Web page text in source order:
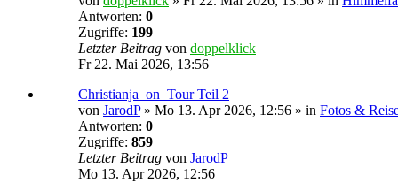
Antworten: 0
Zugriffe: 199
Letzter Beitrag von doppelklick
Fr 22. Mai 2026, 13:56
Christianja_on_Tour Teil 2
von JarodP» Mo 13. Apr 2026, 12:56 » in Fotos &
Antworten: 0
Zugriffe: 859
Letzter Beitrag von JarodP
Mo 13. Apr 2026, 12:56